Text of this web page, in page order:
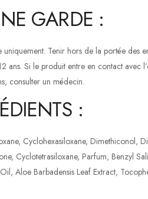
GARDE :
uniquement. Tenir hors de la portée des
ans. Si le produit entre en contact avec
consulter un médecin.
:
Cyclohexasiloxane, Dimethiconol,
Cyclotetrasiloxane, Parfum, Benzyl
Aloe Barbadensis Leaf Extract,